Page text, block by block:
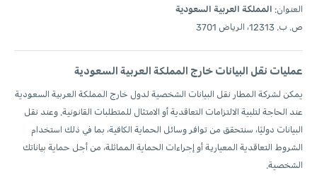
العنوان: المملكة العربية السعودية
ص. ب. 12313، الرياض 3701
عمليات نقل البيانات خارج المملكة العربية السعودية
يمكن لشركة المطار نقل البيانات الشخصية لدول خارج المملكة العربية السعودية
عند الحاجة لتلبية الالتزامات التعاقدية أو الامتثال للمتطلبات القانونية. وعند نقل
البيانات دوليًا، سنتحقق من توافر وسائل الحماية الكافية، بما في ذلك استخدام
الشروط التعاقدية المعيارية أو إجراءات الحماية المماثلة، من أجل حماية بياناتك
الشخصية.